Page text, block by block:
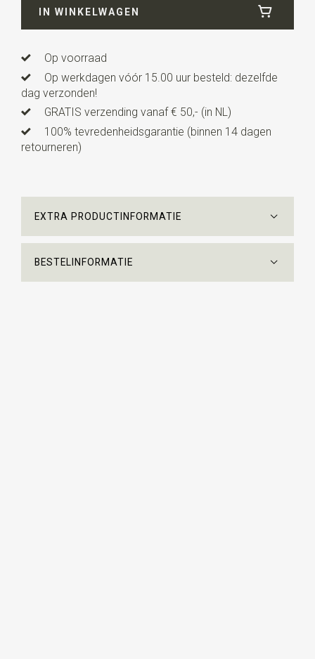
Lengte6 cm
IN WINKELWAGEN
Op voorraad
Op werkdagen vóór 15.00 uur besteld: dezelfde
dag verzonden!
GRATIS verzending vanaf € 50,- (in NL)
100% tevredenheidsgarantie (binnen 14 dagen
retourneren)
EXTRA PRODUCTINFORMATIE
BESTELINFORMATIE